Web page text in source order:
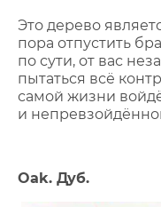
Это дерево
пора отпустить
по сути, от вас
пытаться всё
самой жизни
и
Oak. Дуб.